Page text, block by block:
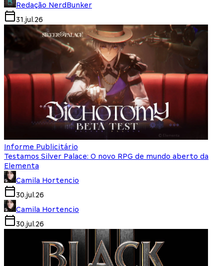
Redação NerdBunker
31.jul.26
Informe Publicitário
Testamos Silver Palace: O novo RPG de mundo aberto da
Elementa
Camila Hortencio
30.jul.26
Camila Hortencio
30.jul.26